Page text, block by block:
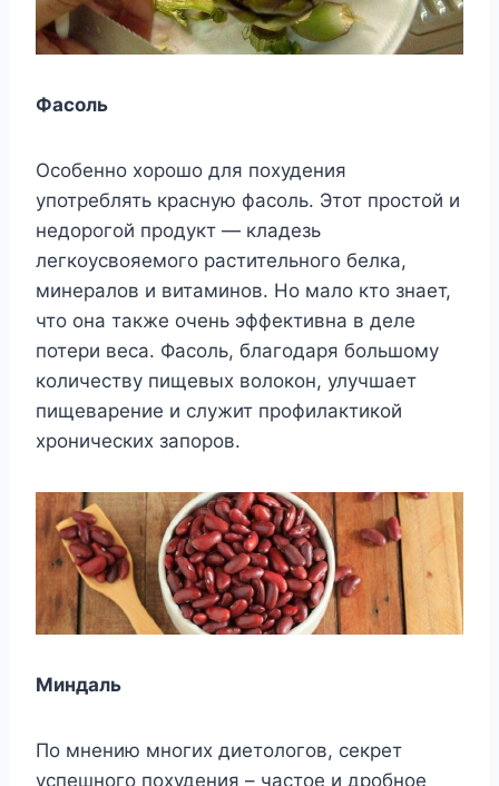
Фасоль
Особенно хорошо для похудения
употреблять красную фасоль. Этот простой и
недорогой продукт — кладезь
легкоусвояемого растительного белка,
минералов и витаминов. Но мало кто знает,
что она также очень эффективна в деле
потери веса. Фасоль, благодаря большому
количеству пищевых волокон, улучшает
пищеварение и служит профилактикой
хронических запоров.
Миндаль
По мнению многих диетологов, секрет
успешного похудения – частое и дробное